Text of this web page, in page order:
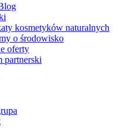
kosmetyków naturalnych
o środowisko
oferty
partnerski